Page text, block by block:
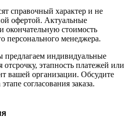
справочный характер и не
офертой. Актуальные
окончательную стоимость
персонального менеджера.
предлагаем индивидуальные
этапность платежей или
вашей организации. Обсудите
согласования заказа.